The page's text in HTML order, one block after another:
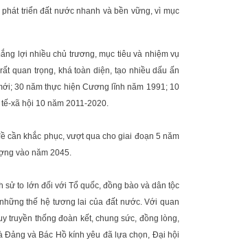
triển đất nước nhanh và bền vững, vì mục
lợi nhiều chủ trương, mục tiêu và nhiệm vụ
quan trọng, khá toàn diện, tạo nhiều dấu ấn
30 năm thực hiện Cương lĩnh năm 1991; 10
xã hội 10 năm 2011-2020.
cần khắc phục, vượt qua cho giai đoạn 5 năm
vào năm 2045.
sử to lớn đối với Tổ quốc, đồng bào và dân tộc
thế hệ tương lai của đất nước. Với quan
truyền thống đoàn kết, chung sức, đồng lòng,
Đảng và Bác Hồ kính yêu đã lựa chọn, Đại hội